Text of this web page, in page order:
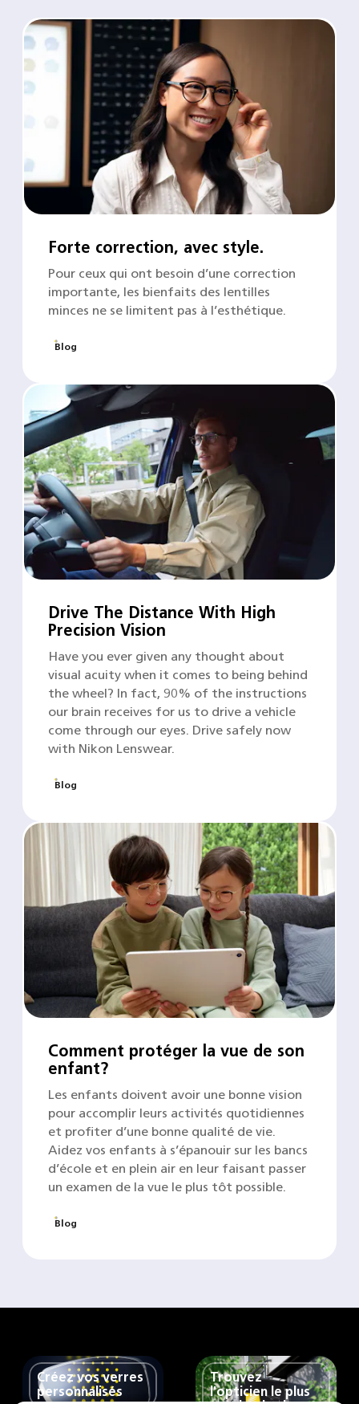
Forte correction, avec style.
Pour ceux qui ont besoin d’une correction
importante, les bienfaits des lentilles
minces ne se limitent pas à l’esthétique.
Blog
Drive The Distance With High
Precision Vision
Have you ever given any thought about
visual acuity when it comes to being behind
the wheel? In fact, 90% of the instructions
our brain receives for us to drive a vehicle
come through our eyes. Drive safely now
with Nikon Lenswear.
Blog
Comment protéger la vue de son
enfant?
Les enfants doivent avoir une bonne vision
pour accomplir leurs activités quotidiennes
et profiter d’une bonne qualité de vie.
Aidez vos enfants à s’épanouir sur les bancs
d’école et en plein air en leur faisant passer
un examen de la vue le plus tôt possible.
Blog
Créez vos verres
personnalisés
Trouvez
l'opticien le plus